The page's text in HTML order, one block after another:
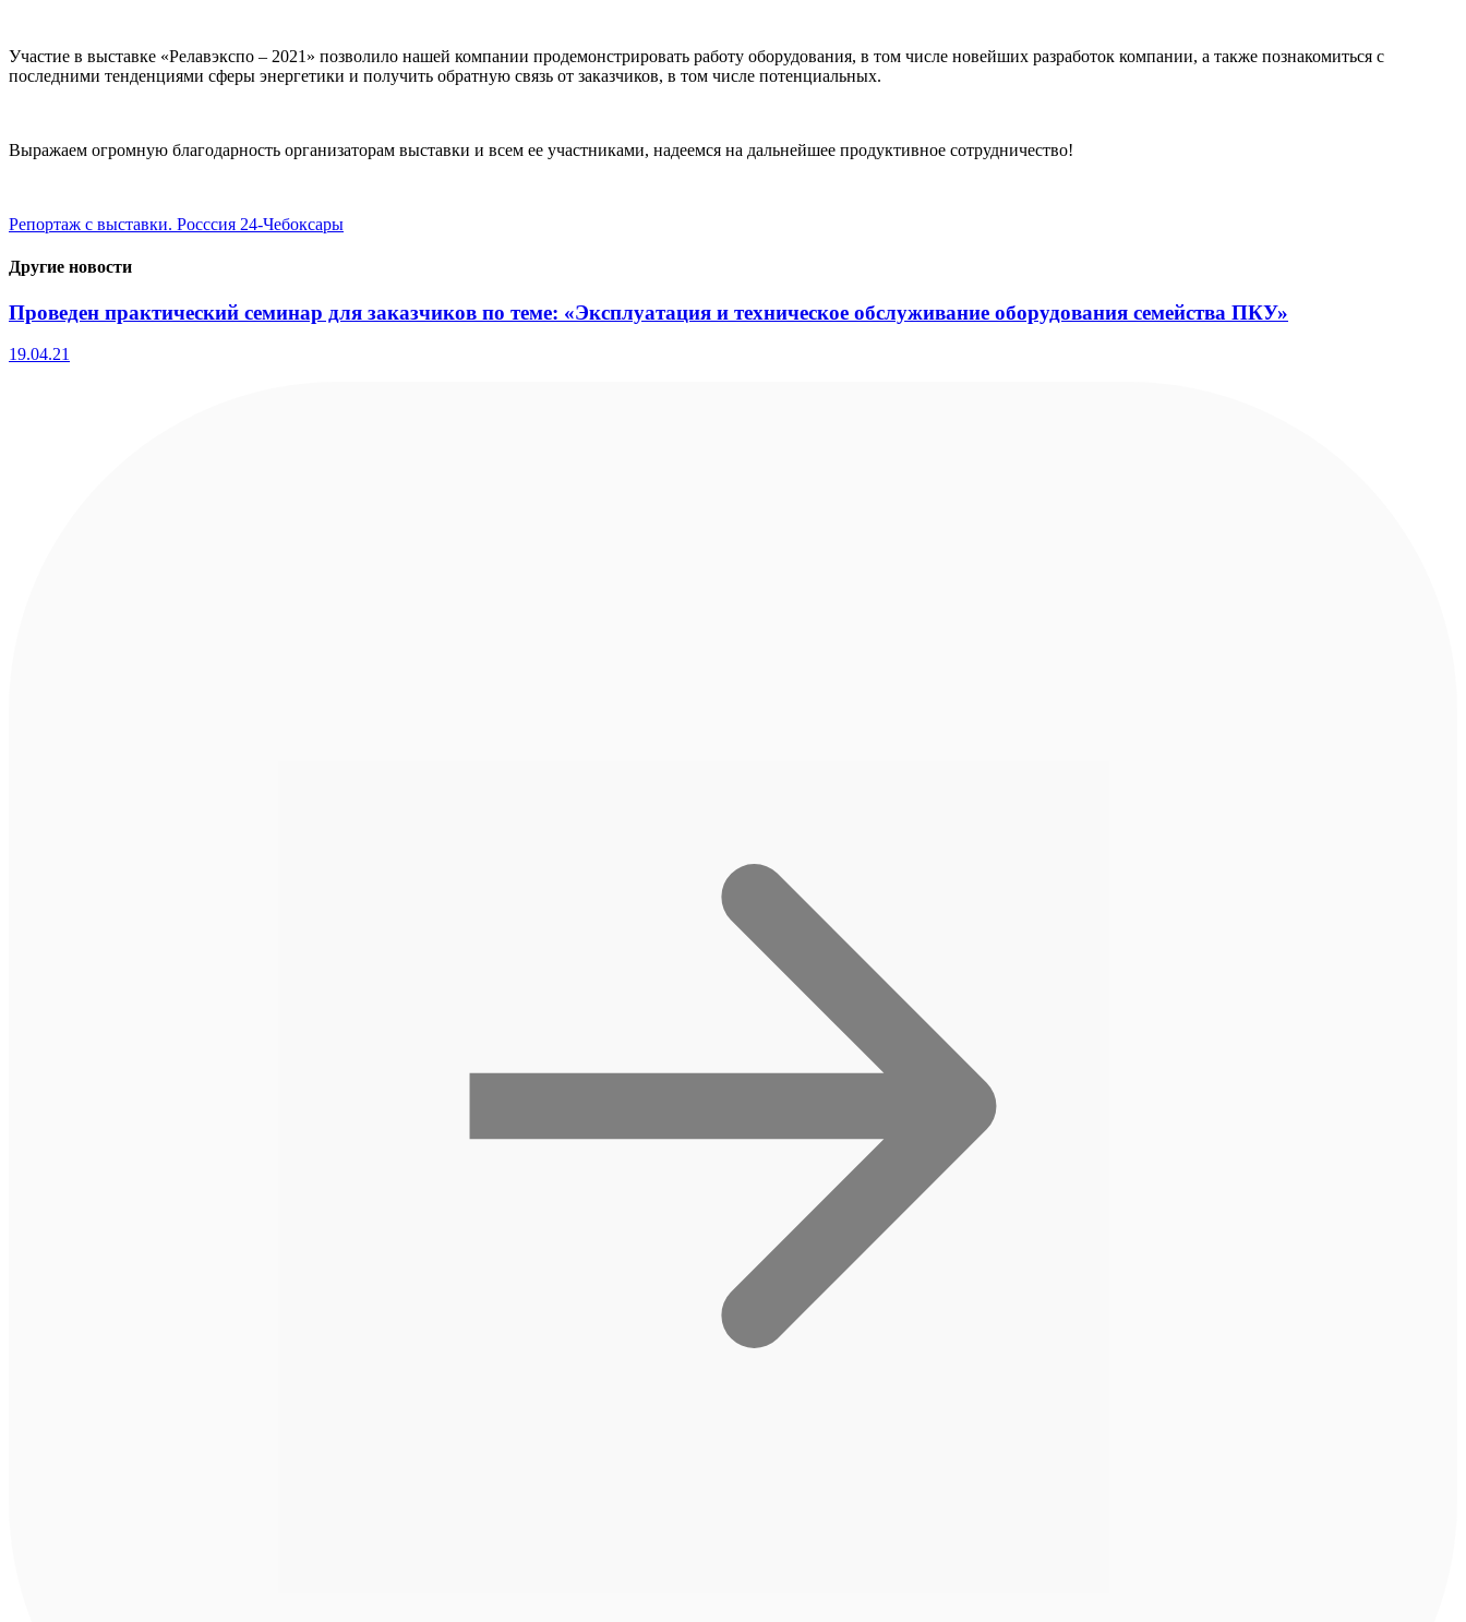
Участие в выставке «Релавэкспо – 2021» позволило нашей компании продемонстрировать работу оборудования, в том числе новейших разработок компании, а также познакомиться с
последними тенденциями сферы энергетики и получить обратную связь от заказчиков, в том числе потенциальных.
Выражаем огромную благодарность организаторам выставки и всем ее участниками, надеемся на дальнейшее продуктивное сотрудничество!
Репортаж с выставки. Росссия 24-Чебоксары
Другие новости
Проведен практический семинар для заказчиков по теме: «Эксплуатация и техническое обслуживание оборудования семейства ПКУ»
19.04.21